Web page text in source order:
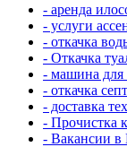
- аренда
- услуги
- откачка
- Откачка
- машина для
- откачка
- доставка
- Прочистка
- Вакансии